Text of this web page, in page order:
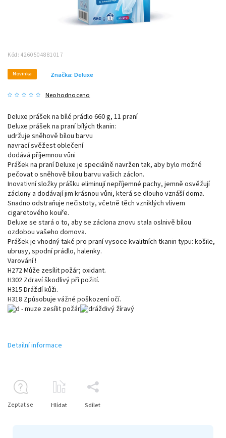
Kód: 4260504881017
Novinka
Neohodnoceno
Značka: Deluxe
Deluxe prášek na bílé prádlo 660 g, 11 praní
Deluxe prášek na praní bílých tkanin:
udržuje sněhově bílou barvu
navrací svěžest oblečení
dodává příjemnou vůni
Prášek na praní Deluxe je speciálně navržen tak, aby bylo možné
pečovat o sněhově bílou barvu vašich záclon.
Inovativní složky prášku eliminují nepříjemné pachy, jemně osvěžují
záclony a dodávají jim krásnou vůni, která se dlouho vznáší doma.
Snadno odstraňuje nečistoty, včetně těch vzniklých vlivem
cigaretového kouře.
Deluxe se stará o to, aby se záclona znovu stala oslnivě bílou
ozdobou vašeho domova.
Prášek je vhodný také pro praní vysoce kvalitních tkanin typu: košile,
ubrusy, spodní prádlo, halenky.
Varování !
H272 Může zesílit požár; oxidant.
H302 Zdraví škodlivý při požití.
H315 Dráždí kůži.
H318 Způsobuje vážné poškození očí.
Detailní informace
Zeptat se Hlídat Sdílet